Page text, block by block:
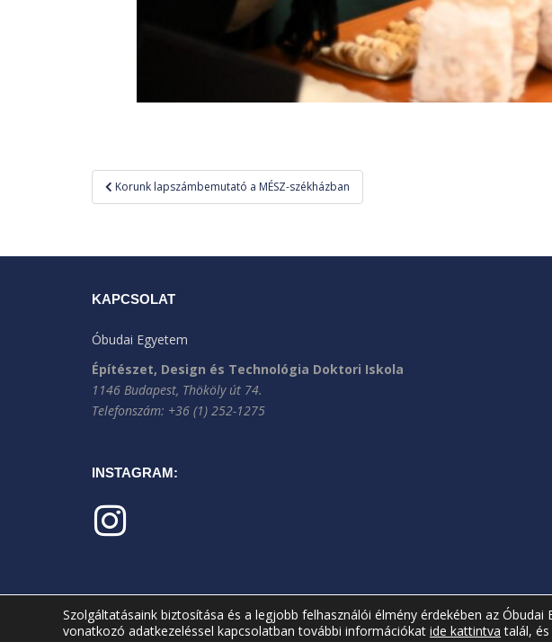
Bejegyzés
navigáció
Korunk lapszámbemutató a MÉSZ-székházban
KAPCSOLAT
Óbudai Egyetem
Építészet, Design és Technológia Doktori Iskola
1146 Budapest, Thököly út 74.
Telefonszám: +36 (1) 252-1275
INSTAGRAM:
Szolgáltatásaink biztosítása és a legjobb felhasználói élmény érdekében az
vonatkozó adatkezeléssel kapcsolatban további információkat ide kattintva talál,